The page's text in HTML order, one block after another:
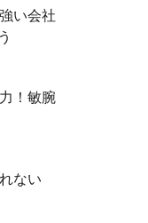
い会社
！敏腕
れない